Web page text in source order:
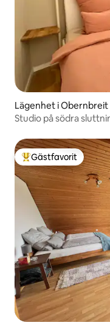
Lägenhet i Obernbreit
Studio på södra
Populär gästfavorit
Gästfavorit